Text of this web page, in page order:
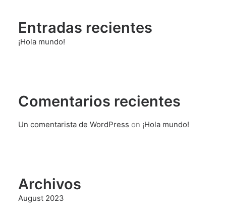
Entradas recientes
¡Hola mundo!
Comentarios recientes
Un comentarista de WordPress on ¡Hola mundo!
Archivos
August 2023